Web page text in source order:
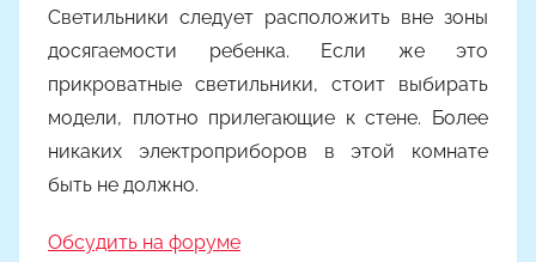
Светильники следует расположить вне зоны
досягаемости ребенка. Если же это
прикроватные светильники, стоит выбирать
модели, плотно прилегающие к стене. Более
никаких электроприборов в этой комнате
быть не должно.
Обсудить на форуме